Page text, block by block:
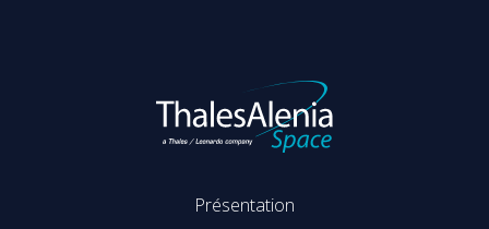
Présentation